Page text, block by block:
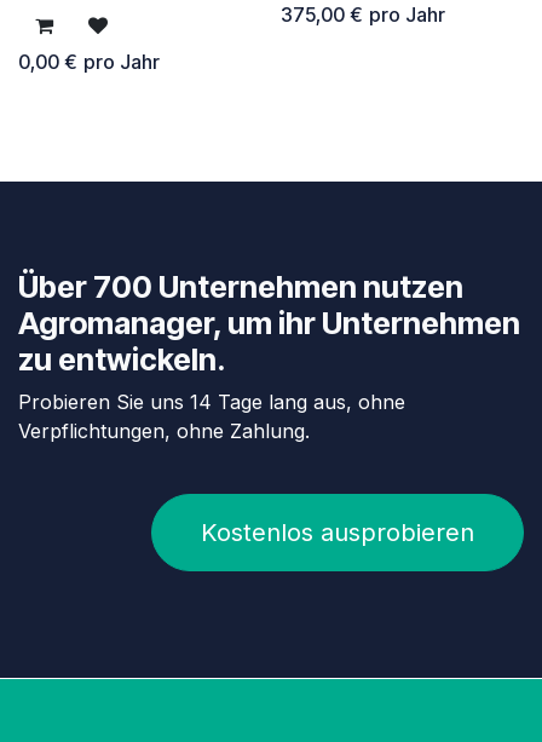
0,00 € pro Jahr
375,00€ pro Jahr
Über 700 Unternehmen nutzen
Agromanager, um ihr Unternehmen
zu entwickeln.
Probieren Sie uns 14 Tage lang aus, ohne
Verpflichtungen, ohne Zahlung.
Kostenlos ausprobieren